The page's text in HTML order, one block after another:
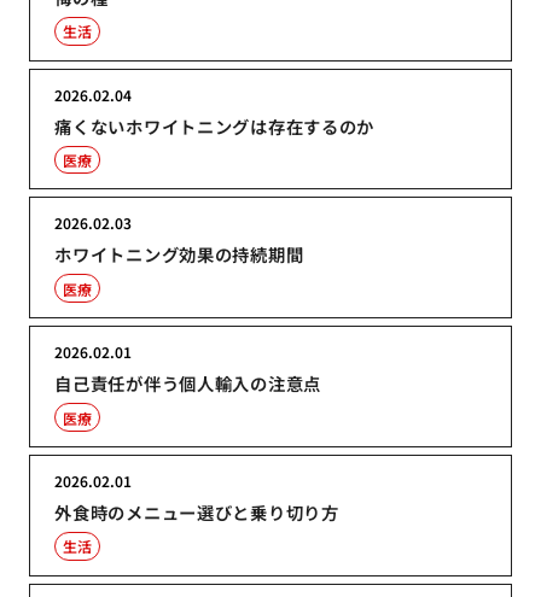
生活
痛くないホワイトニングは存在するのか
2026.02.04
医療
ホワイトニング効果の持続期間
2026.02.03
医療
自己責任が伴う個人輸入の注意点
2026.02.01
医療
外食時のメニュー選びと乗り切り方
2026.02.01
生活